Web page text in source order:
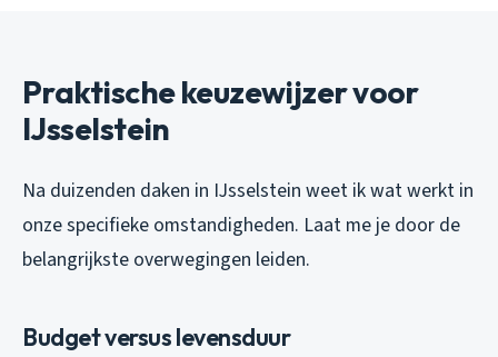
Praktische keuzewijzer voor
IJsselstein
Na duizenden daken in IJsselstein weet ik wat werkt in
onze specifieke omstandigheden. Laat me je door de
belangrijkste overwegingen leiden.
Budget versus levensduur